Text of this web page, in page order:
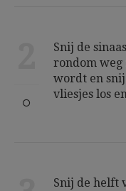
Snij de
rondom weg
wordt en
vliesjes los
Snij de helft